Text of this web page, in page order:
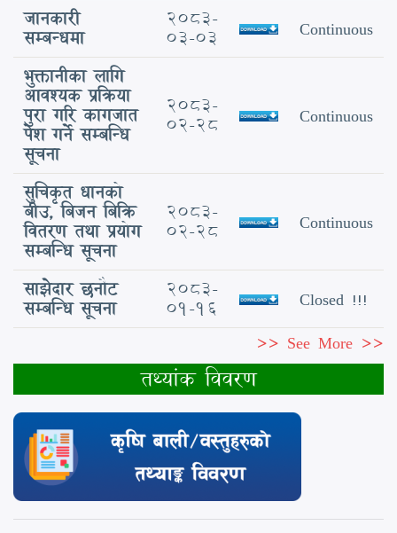
जानकारी
सम्बन्धमा
2083-
03-03
Continuous
भुक्तानीका लागि
आवश्यक प्रक्रिया
पुरा गरि कागजात
पेश गर्ने सम्बन्धि
सूचना
2083-
02-28 Continuous
सुचिकृत धानको
बीउ, बिजन बिक्रि
वितरण तथा प्रयोग
सम्बन्धि सूचना
2083-
02-28 Continuous
साझेदार छनौट
सम्बन्धि सूचना
2083-
01-16
Closed !!!
>> See More >>
तथ्यांक विवरण